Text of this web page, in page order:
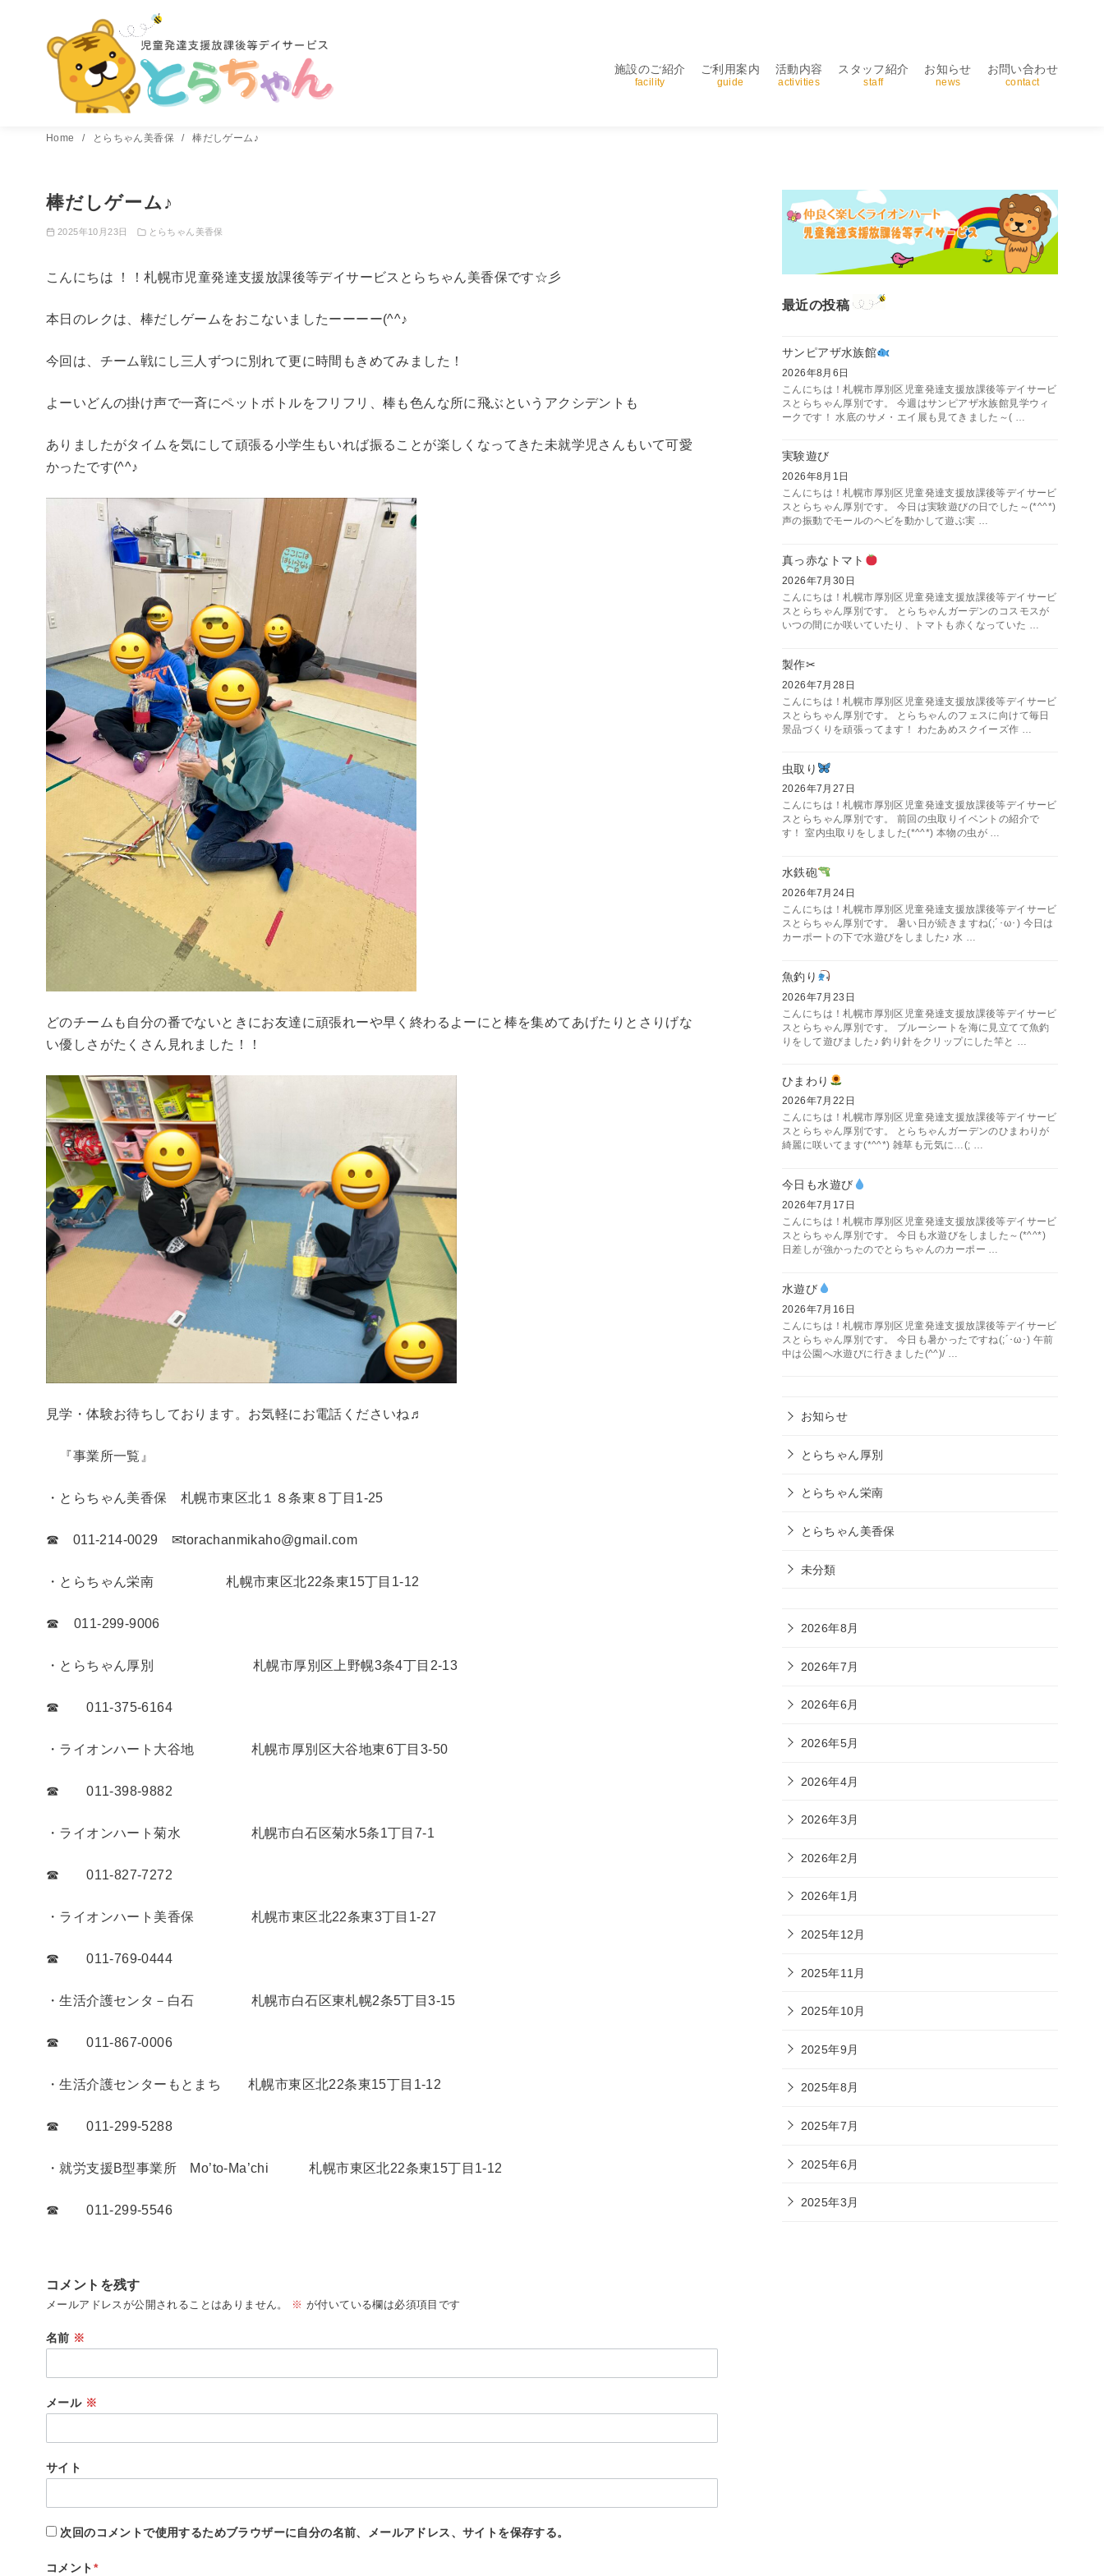
施設のご紹介
facility
ご利用案内
guide
活動内容
activities
スタッフ紹介
staff
お知らせ
news
お問い合わせ
contact
Home とらちゃん美香保 棒だしゲーム♪
棒だしゲーム♪
2025年10月23日 とらちゃん美香保
こんにちは ！！札幌市児童発達支援放課後等デイサービスとらちゃん美香保です☆彡
本日のレクは、棒だしゲームをおこないましたーーーー(^^♪
今回は、チーム戦にし三人ずつに別れて更に時間もきめてみました！
よーいどんの掛け声で一斉にペットボトルをフリフリ、棒も色んな所に飛ぶというアクシデントも
ありましたがタイムを気にして頑張る小学生もいれば振ることが楽しくなってきた未就学児さんもいて可愛
かったです(^^♪
どのチームも自分の番でないときにお友達に頑張れーや早く終わるよーにと棒を集めてあげたりとさりげな
い優しさがたくさん見れました！！
見学・体験お待ちしております。お気軽にお電話くださいね♬
『事業所一覧』
・とらちゃん美香保 札幌市東区北１８条東８丁目1-25
☎ 011-214-0029 ✉torachanmikaho@gmail.com
・とらちゃん栄南 札幌市東区北22条東15丁目1-12
☎ 011-299-9006
・とらちゃん厚別 札幌市厚別区上野幌3条4丁目2-13
☎ 011-375-6164
・ライオンハート大谷地 札幌市厚別区大谷地東6丁目3-50
☎ 011-398-9882
・ライオンハート菊水 札幌市白石区菊水5条1丁目7-1
☎ 011-827-7272
・ライオンハート美香保 札幌市東区北22条東3丁目1-27
☎ 011-769-0444
・生活介護センタ－白石 札幌市白石区東札幌2条5丁目3-15
☎ 011-867-0006
・生活介護センターもとまち 札幌市東区北22条東15丁目1-12
☎ 011-299-5288
・就労支援B型事業所 Mo’to-Ma’chi 札幌市東区北22条東15丁目1-12
☎ 011-299-5546
コメントを残す
メールアドレスが公開されることはありません。 ※ が付いている欄は必須項目です
名前 ※
メール ※
サイト
次回のコメントで使用するためブラウザーに自分の名前、メールアドレス、サイトを保存する。
コメント*
最近の投稿
サンピアザ水族館
2026年8月6日
こんにちは！札幌市厚別区児童発達支援放課後等デイサービ
スとらちゃん厚別です。 今週はサンピアザ水族館見学ウィ
ークです！ 水底のサメ・エイ展も見てきました～( …
実験遊び
2026年8月1日
こんにちは！札幌市厚別区児童発達支援放課後等デイサービ
スとらちゃん厚別です。 今日は実験遊びの日でした～(*^^*)
声の振動でモールのヘビを動かして遊ぶ実 …
真っ赤なトマト
2026年7月30日
こんにちは！札幌市厚別区児童発達支援放課後等デイサービ
スとらちゃん厚別です。 とらちゃんガーデンのコスモスが
いつの間にか咲いていたり、トマトも赤くなっていた …
製作✂
2026年7月28日
こんにちは！札幌市厚別区児童発達支援放課後等デイサービ
スとらちゃん厚別です。 とらちゃんのフェスに向けて毎日
景品づくりを頑張ってます！ わたあめスクイーズ作 …
虫取り
2026年7月27日
こんにちは！札幌市厚別区児童発達支援放課後等デイサービ
スとらちゃん厚別です。 前回の虫取りイベントの紹介で
す！ 室内虫取りをしました(*^^*) 本物の虫が …
水鉄砲
2026年7月24日
こんにちは！札幌市厚別区児童発達支援放課後等デイサービ
スとらちゃん厚別です。 暑い日が続きますね(;´･ω･) 今日は
カーポートの下で水遊びをしました♪ 水 …
魚釣り
2026年7月23日
こんにちは！札幌市厚別区児童発達支援放課後等デイサービ
スとらちゃん厚別です。 ブルーシートを海に見立てて魚釣
りをして遊びました♪ 釣り針をクリップにした竿と …
ひまわり
2026年7月22日
こんにちは！札幌市厚別区児童発達支援放課後等デイサービ
スとらちゃん厚別です。 とらちゃんガーデンのひまわりが
綺麗に咲いてます(*^^*) 雑草も元気に…(; …
今日も水遊び
2026年7月17日
こんにちは！札幌市厚別区児童発達支援放課後等デイサービ
スとらちゃん厚別です。 今日も水遊びをしました～(*^^*)
日差しが強かったのでとらちゃんのカーポー …
水遊び
2026年7月16日
こんにちは！札幌市厚別区児童発達支援放課後等デイサービ
スとらちゃん厚別です。 今日も暑かったですね(;´･ω･) 午前
中は公園へ水遊びに行きました(^^)/ …
お知らせ
とらちゃん厚別
とらちゃん栄南
とらちゃん美香保
未分類
2026年8月
2026年7月
2026年6月
2026年5月
2026年4月
2026年3月
2026年2月
2026年1月
2025年12月
2025年11月
2025年10月
2025年9月
2025年8月
2025年7月
2025年6月
2025年3月